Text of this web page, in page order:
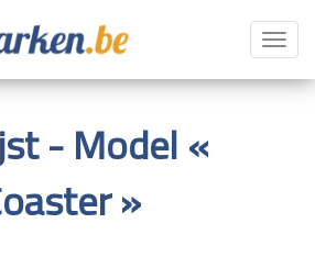
- Model «
»